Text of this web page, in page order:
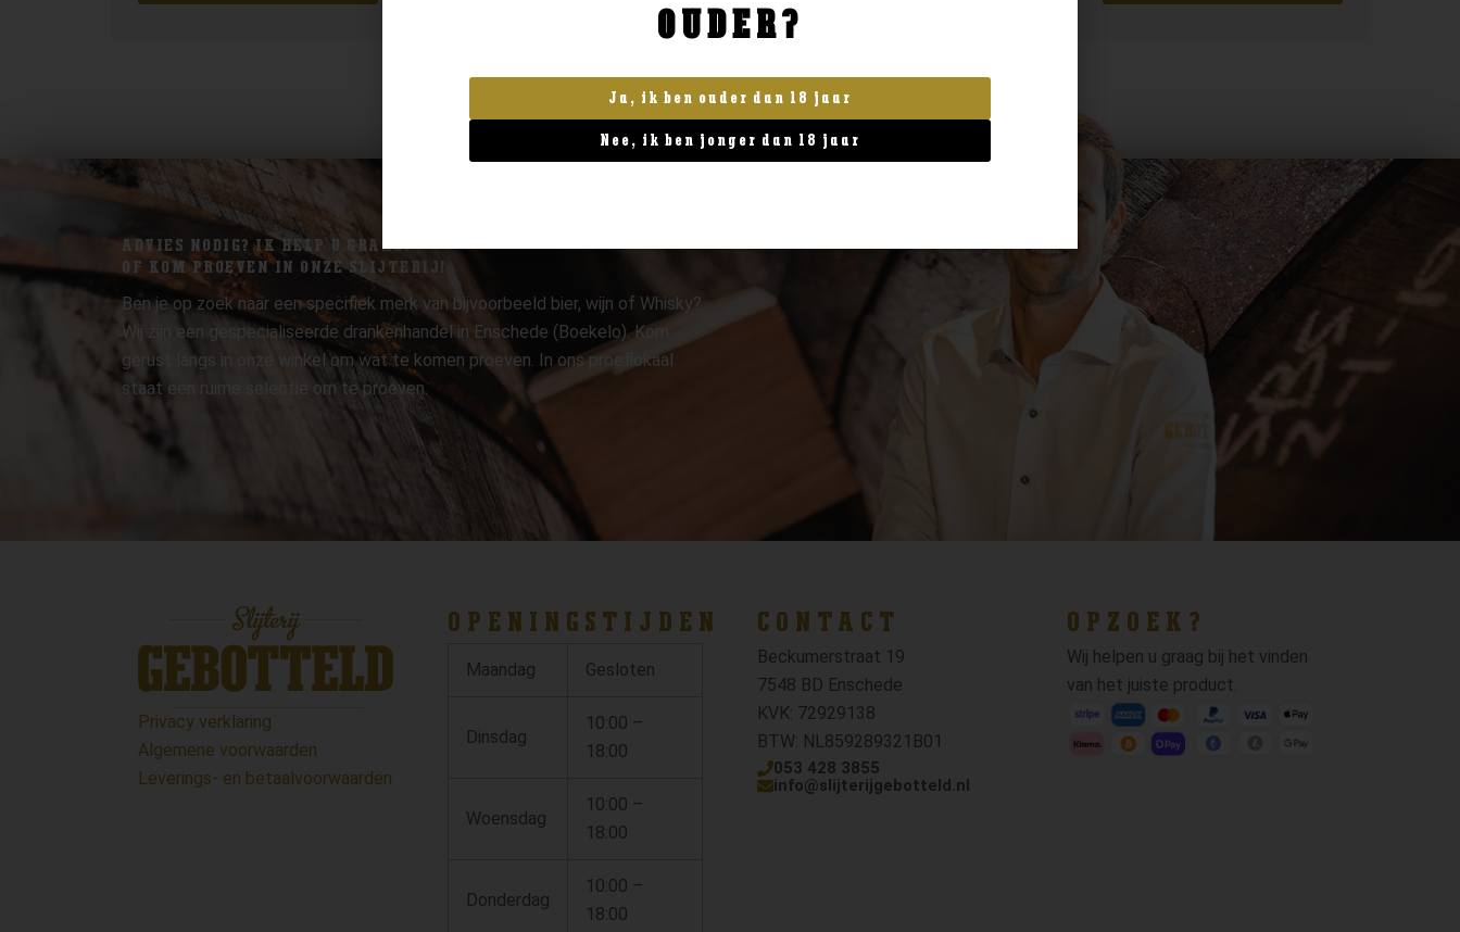
ADVIES NODIG? IK HELP U GRAAG.
OF KOM PROEVEN IN ONZE SLIJTERIJ!
Ben je op zoek naar een specifiek merk van bijvoorbeeld bier, wijn of Whisky?
Wij zijn een gespecialiseerde drankenhandel in Enschede (Boekelo). Kom
gerust langs in onze winkel om wat te komen proeven. In ons proeflokaal
staat een ruime selectie om te proeven.
Privacy verklaring
Algemene voorwaarden
Leverings- en betaalvoorwaarden
OPENINGSTIJDEN
Maandag Gesloten
Dinsdag
10:00 –
18:00
Woensdag
10:00 –
18:00
Donderdag
10:00 –
18:00
CONTACT
Beckumerstraat 19
7548 BD Enschede
KVK: 72929138
BTW: NL859289321B01
053 428 3855
info@slijterijgebotteld.nl
OPZOEK?
Wij helpen u graag bij het vinden
van het juiste product.
OUDER?
Ja, ik ben ouder dan 18 jaar
Nee, ik ben jonger dan 18 jaar